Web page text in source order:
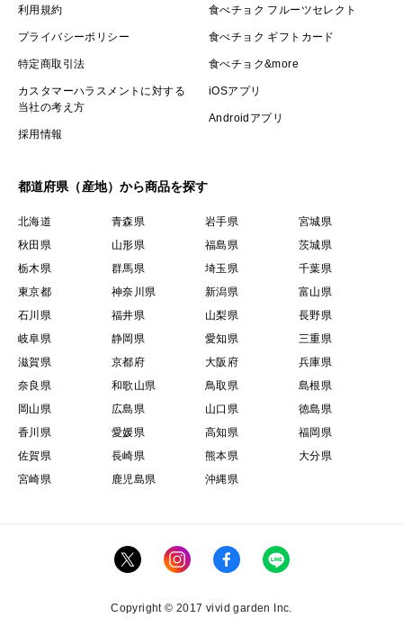
利用規約
プライバシーポリシー
特定商取引法
カスタマーハラスメントに対する
当社の考え方
採用情報
食べチョク フルーツセレクト
食べチョク ギフトカード
食べチョク&more
iOSアプリ
Androidアプリ
都道府県（産地）から商品を探す
北海道 青森県 岩手県
宮城県
秋田県
山形県 福島県
茨城県
栃木県
群馬県 埼玉県
千葉県
東京都
神奈川県 新潟県
富山県
石川県
福井県 山梨県
長野県
岐阜県
静岡県 愛知県
三重県
滋賀県
京都府 大阪府
兵庫県
奈良県
和歌山県 鳥取県
島根県
岡山県
広島県 山口県
徳島県
香川県
愛媛県 高知県
福岡県
佐賀県
長崎県 熊本県
大分県
宮崎県
鹿児島県 沖縄県
Copyright © 2017 vivid garden Inc.